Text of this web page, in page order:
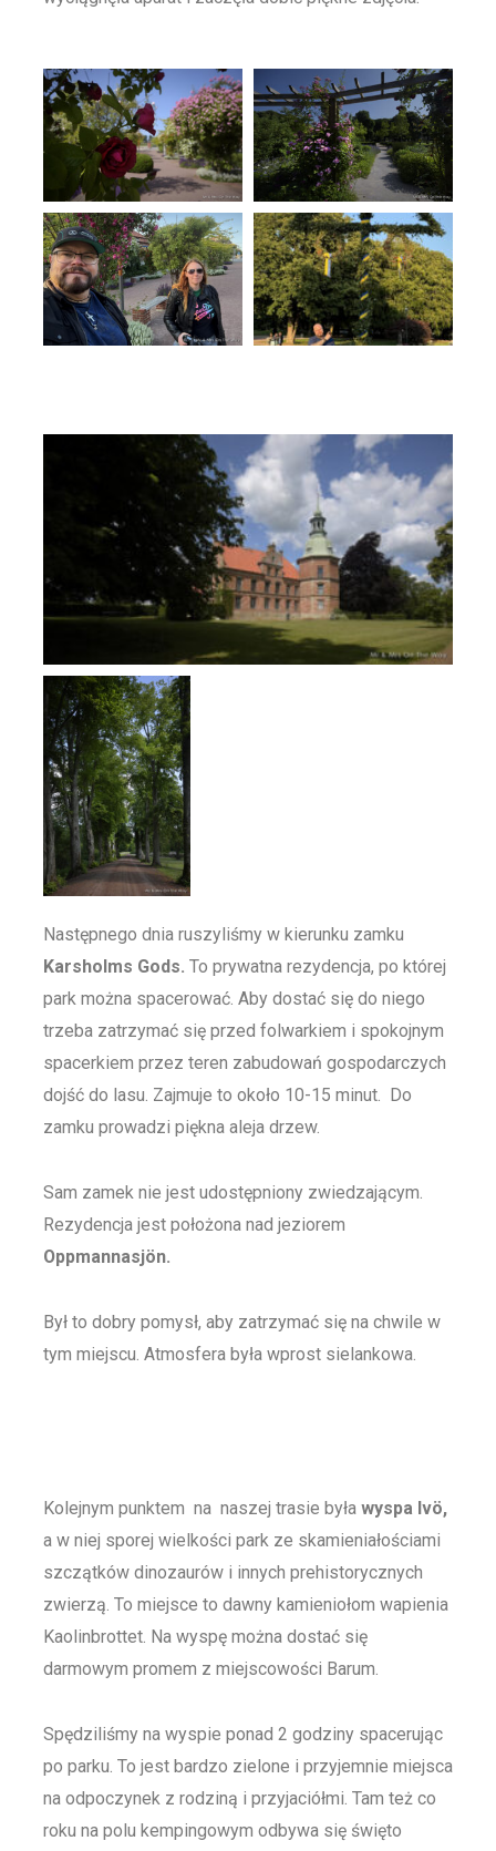
Następnego dnia ruszyliśmy w kierunku zamku
Karsholms Gods. To prywatna rezydencja, po której
park można spacerować. Aby dostać się do niego
trzeba zatrzymać się przed folwarkiem i spokojnym
spacerkiem przez teren zabudowań gospodarczych
dojść do lasu. Zajmuje to około 10-15 minut. Do
zamku prowadzi piękna aleja drzew.
Sam zamek nie jest udostępniony zwiedzającym.
Rezydencja jest położona nad jeziorem
Oppmannasjön.
Był to dobry pomysł, aby zatrzymać się na chwile w
tym miejscu. Atmosfera była wprost sielankowa.
Kolejnym punktem na naszej trasie była wyspa Ivö,
a w niej sporej wielkości park ze skamieniałościami
szczątków dinozaurów i innych prehistorycznych
zwierzą. To miejsce to dawny kamieniołom wapienia
Kaolinbrottet. Na wyspę można dostać się
darmowym promem z miejscowości Barum.
Spędziliśmy na wyspie ponad 2 godziny spacerując
po parku. To jest bardzo zielone i przyjemnie miejsca
na odpoczynek z rodziną i przyjaciółmi. Tam też co
roku na polu kempingowym odbywa się święto